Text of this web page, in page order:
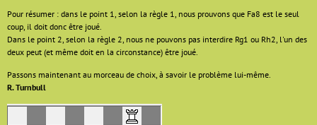
Pour résumer : dans le point 1, selon la règle 1, nous prouvons que Fa8 est le seul
coup, il doit donc être joué.
Dans le point 2, selon la règle 2, nous ne pouvons pas interdire Rg1 ou Rh2, l'un des
deux peut (et même doit en la circonstance) être joué.
Passons maintenant au morceau de choix, à savoir le problème lui-même.
R. Turnbull